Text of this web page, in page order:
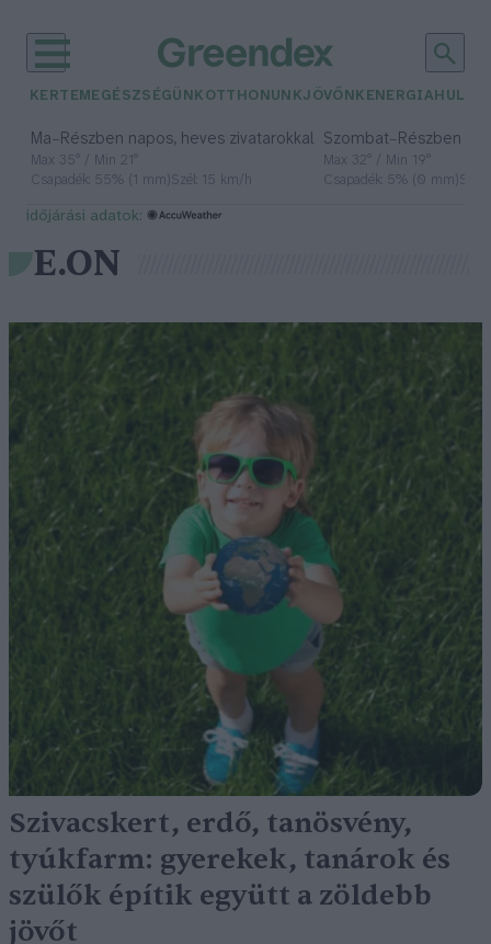
KERTEM EGÉSZSÉGÜNK OTTHONUNKJÖVŐNK ENERGIA
Ma– Részben napos, heves zivatarokkal
Max 35° / Min 21°
Csapadék: 55% (1 mm)Szél: 15 km/h
Szombat– Részben
Max 32° / Min 19°
Csapadék: 5% (0 mm)
időjárási adatok:
E.ON
Szivacskert, erdő, tanösvény,
tyúkfarm: gyerekek, tanárok és
szülők építik együtt a zöldebb
jövőt